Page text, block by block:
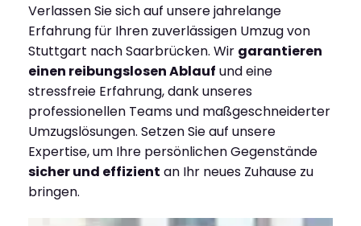
Verlassen Sie sich auf unsere jahrelange
Erfahrung für Ihren zuverlässigen Umzug von
Stuttgart nach Saarbrücken. Wir garantieren
einen reibungslosen Ablauf und eine
stressfreie Erfahrung, dank unseres
professionellen Teams und maßgeschneiderter
Umzugslösungen. Setzen Sie auf unsere
Expertise, um Ihre persönlichen Gegenstände
sicher und effizient an Ihr neues Zuhause zu
bringen.